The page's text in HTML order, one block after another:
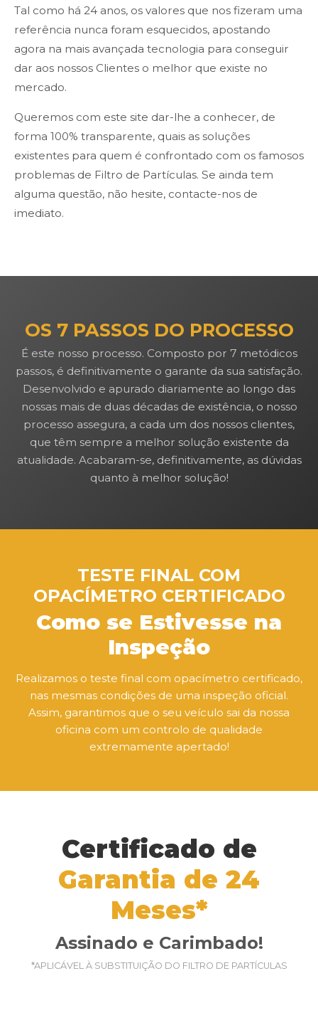
Tal como há 24 anos, os valores que nos fizeram uma
referência nunca foram esquecidos, apostando
agora na mais avançada tecnologia para conseguir
dar aos nossos Clientes o melhor que existe no
mercado.
Queremos com este site dar-lhe a conhecer, de
forma 100% transparente, quais as soluções
existentes para quem é confrontado com os famosos
problemas de Filtro de Partículas. Se ainda tem
alguma questão, não hesite, contacte-nos de
imediato.
OS 7 PASSOS DO PROCESSO
É este nosso processo. Composto por 7 metódicos
passos, é definitivamente o garante da sua satisfação.
Desenvolvido e apurado diariamente ao longo das
nossas mais de duas décadas de existência, o nosso
processo assegura, a cada um dos nossos clientes,
que têm sempre a melhor solução existente da
atualidade. Acabaram-se, definitivamente, as dúvidas
quanto à melhor solução!
TESTE FINAL COM
OPACÍMETRO CERTIFICADO
Como se Estivesse na
Inspeção
Realizamos o teste final com opacímetro certificado,
nas mesmas condições de uma inspeção oficial.
Assim, garantimos que o seu veículo sai da nossa
oficina com um controlo de qualidade
extremamente apertado!
Certificado de
Garantia de 24
Meses*
Assinado e Carimbado!
*APLICÁVEL À SUBSTITUIÇÃO DO FILTRO DE PARTÍCULAS